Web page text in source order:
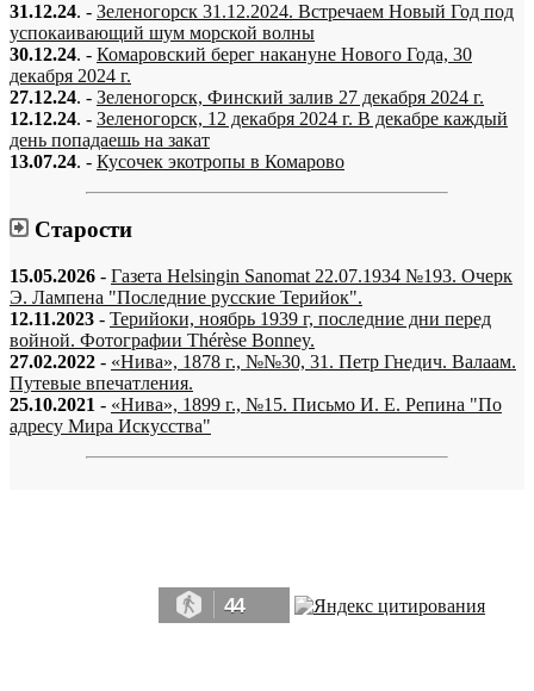
31.12.24. - Зеленогорск 31.12.2024. Встречаем Новый Год под
успокаивающий шум морской волны
30.12.24. - Комаровский берег накануне Нового Года, 30
декабря 2024 г.
27.12.24. - Зеленогорск, Финский залив 27 декабря 2024 г.
12.12.24. - Зеленогорск, 12 декабря 2024 г. В декабре каждый
день попадаешь на закат
13.07.24. - Кусочек экотропы в Комарово
Старости
15.05.2026 - Газета Helsingin Sanomat 22.07.1934 №193. Очерк
Э. Лампена "Последние русские Терийок".
12.11.2023 - Терийоки, ноябрь 1939 г, последние дни перед
войной. Фотографии Thérèse Bonney.
27.02.2022 - «Нива», 1878 г., №№30, 31. Петр Гнедич. Валаам.
Путевые впечатления.
25.10.2021 - «Нива», 1899 г., №15. Письмо И. Е. Репина "По
адресу Мира Искусства"
44